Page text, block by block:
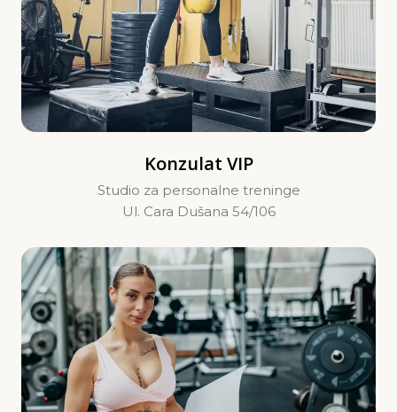
Konzulat VIP
Studio za personalne treninge
Ul. Cara Dušana 54/106